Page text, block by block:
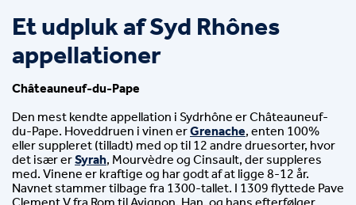
Et udpluk af Syd Rhônes
appellationer
Châteauneuf-du-Pape
Den mest kendte appellation i Sydrhône er Châteauneuf-
du-Pape. Hoveddruen i vinen er Grenache, enten 100%
eller suppleret (tilladt) med op til 12 andre druesorter, hvor
det især er Syrah, Mourvèdre og Cinsault, der suppleres
med. Vinene er kraftige og har godt af at ligge 8-12 år.
Navnet stammer tilbage fra 1300-tallet. I 1309 flyttede Pave